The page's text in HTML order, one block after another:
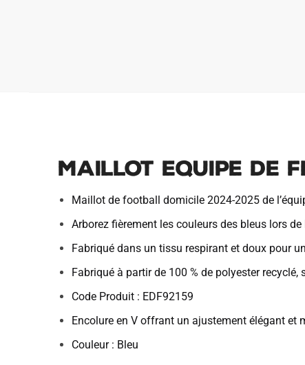
Maillot Equipe de
Maillot de football domicile 2024-2025 de
Arborez fièrement les couleurs des bleus lors
Fabriqué dans un tissu respirant et doux pour
Fabriqué à partir de 100 % de polyester
Code Produit : EDF92159
Encolure en V offrant un ajustement élégant et
Couleur : Bleu